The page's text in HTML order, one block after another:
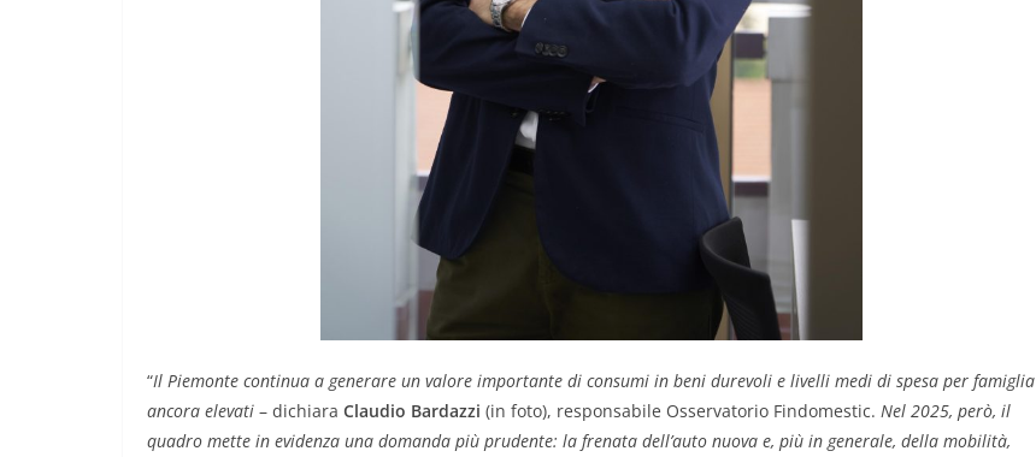
“Il Piemonte continua a generare un valore importante di consumi in beni durevoli e livelli medi di spesa per famiglia
ancora elevati – dichiara Claudio Bardazzi (in foto), responsabile Osservatorio Findomestic. Nel 2025, però, il
quadro mette in evidenza una domanda più prudente: la frenata dell’auto nuova e, più in generale, della mobilità,